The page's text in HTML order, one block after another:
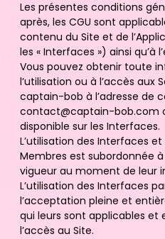
Les présentes conditions
après, les CGU sont
contenu du Site et de
les « Interfaces ») ainsi qu’à
Vous pouvez obtenir toute
l’utilisation ou à l’accès
captain-bob à l’adresse de
contact@captain-bob.com
disponible sur les Interfaces.
L’utilisation des Interfaces
Membres est subordonnée
vigueur au moment de leur
L’utilisation des Interfaces
l’acceptation pleine et
qui leurs sont applicables
l’accès au Site.